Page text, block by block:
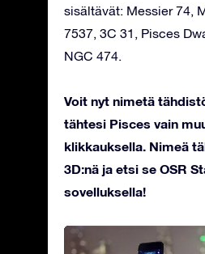
sisältävät: Messier 74,
7537, 3C 31, Pisces
NGC 474.
Voit nyt nimetä
tähtesi Pisces vain
klikkauksella. Nimeä
3D:nä ja etsi se OSR
sovelluksella!